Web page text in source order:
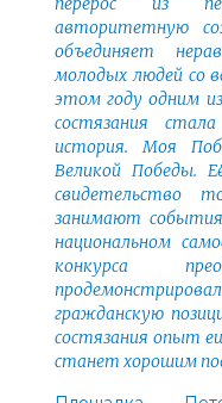
авторитетную
объединяет
молодых людей со
этом году одним
состязания
история. Моя
Великой Победы.
свидетельство
занимают
национальном
конкурса
гражданскую
состязания опыт
станет хорошим